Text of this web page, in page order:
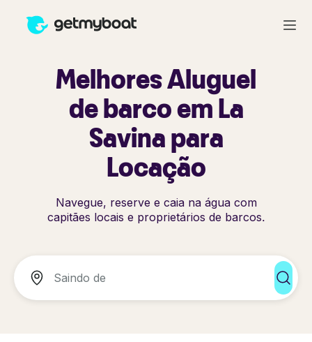
Melhores Aluguel
de barco em La
Savina para
Locação
Navegue, reserve e caia na água com
capitães locais e proprietários de barcos.